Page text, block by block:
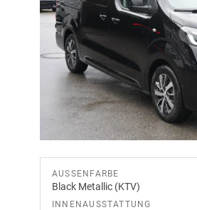
AUSSENFARBE
Black Metallic (KTV)
INNENAUSSTATTUNG